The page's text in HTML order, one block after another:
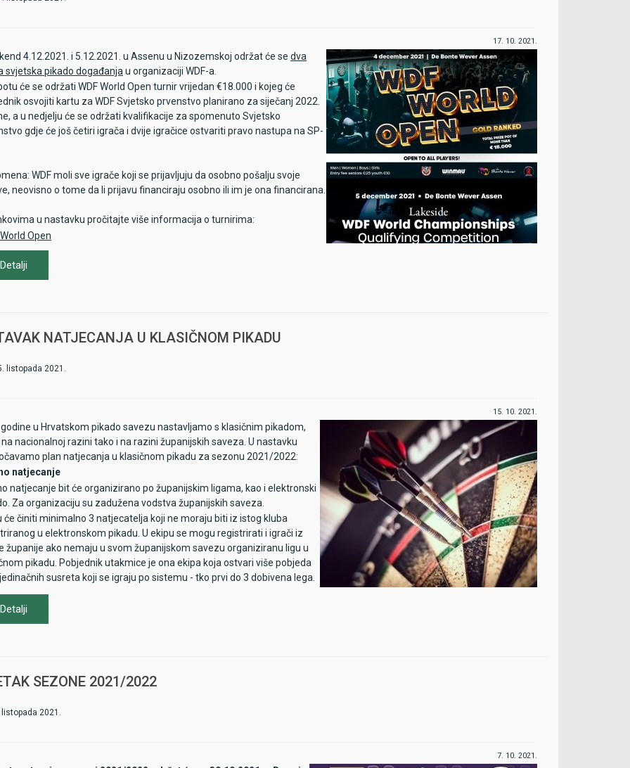
17. 10. 2021.
4.12.2021. i 5.12.2021. u Assenu u Nizozemskoj održat će se dva
svjetska pikado događanja u organizaciji WDF-a.
će se održati WDF World Open turnir vrijedan €18.000 i kojeg će
osvojiti kartu za WDF Svjetsko prvenstvo planirano za siječanj 2022.
a u nedjelju će se održati kvalifikacije za spomenuto Svjetsko
gdje će još četiri igrača i dvije igračice ostvariti pravo nastupa na SP-
WDF moli sve igrače koji se prijavljuju da osobno pošalju svoje
neovisno o tome da li prijavu financiraju osobno ili im je ona financirana.
u nastavku pročitajte više informacija o turnirima:
Open
Championship Qualifier
Detalji
NATJECANJA U KLASIČNOM PIKADU
listopada 2021.
15. 10. 2021.
godine u Hrvatskom pikado savezu nastavljamo s klasičnim pikadom,
na nacionalnoj razini tako i na razini županijskih saveza. U nastavku
plan natjecanja u klasičnom pikadu za sezonu 2021/2022:
natjecanje
natjecanje bit će organizirano po županijskim ligama, kao i elektronski
Za organizaciju su zadužena vodstva županijskih saveza.
će činiti minimalno 3 natjecatelja koji ne moraju biti iz istog kluba
u elektronskom pikadu. U ekipu se mogu registrirati i igrači iz
županije ako nemaju u svom županijskom savezu organiziranu ligu u
pikadu. Pobjednik utakmice je ona ekipa koja ostvari više pobjeda
susreta koji se igraju po sistemu - tko prvi do 3 dobivena lega.
Detalji
SEZONE 2021/2022
2021.
7. 10. 2021.